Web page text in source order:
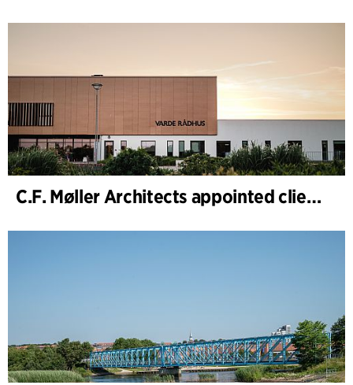
C.F. Møller Architects appointed client adviser for the expansion of Varde Town Hall